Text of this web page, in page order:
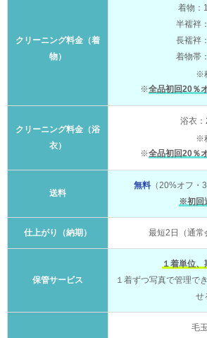
クリーニング料金（着
物）
着物：
半襦袢
長襦袢
着物帯
※
※全品初回20％
クリーニング料金（浴
衣）
浴衣
※
※全品初回20％
送料
無料（20%オフ・
※初回
仕上がり（納期） 最短2日（通常
保管サービス
１着単位
１着ずつ写真で管理で
せ
毛